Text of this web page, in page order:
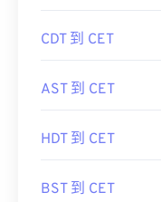
CDT 到 CET
AST 到 CET
HDT 到 CET
BST 到 CET